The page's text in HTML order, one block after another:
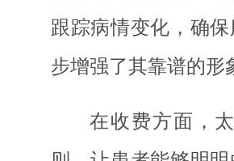
跟踪病情变化，确
步增强了其靠谱的形
在收费方面，